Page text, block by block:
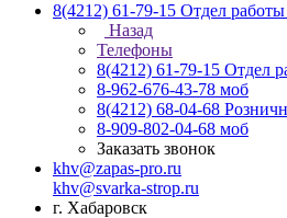
8(4212) 61-79-15 Отдел
Назад
Телефоны
8(4212) 61-79-15 Отдел
8-962-676-43-78 моб
8(4212) 68-04-68
8-909-802-04-68 моб
Заказать звонок
khv@zapas-pro.ru
khv@svarka-strop.ru
г. Хабаровск